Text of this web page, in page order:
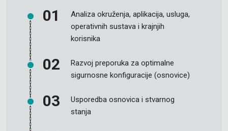
Analiza okruženja, aplikacija, usluga,
operativnih sustava i krajnjih
korisnika
Razvoj preporuka za optimalne
sigurnosne konfiguracije (osnovice)
Usporedba osnovica i stvarnog
stanja